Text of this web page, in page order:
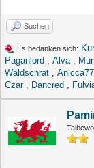
Suchen
Es bedanken sich:
Paganlord , Alva,
Waldschrat ,
Czar, Dancred ,